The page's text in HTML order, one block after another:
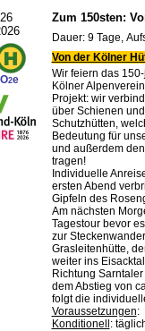
2e
Zum 150sten:
Dauer: 9 Tage,
Von der Kölner
Wir feiern das
Kölner
Projekt: wir
über Schienen
Schutzhütten,
Bedeutung für
und außerdem
tragen!
Individuelle
ersten Abend
Gipfeln des
Am nächsten
Tagestour bevor
zur
Grasleitenhütte,
weiter ins
Richtung
dem Abstieg von
folgt die
Voraussetzungen:
Konditionell :